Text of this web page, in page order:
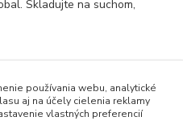
Skladujte na suchom,
používania webu, analytické
aj na účely cielenia reklamy
vlastných preferencií